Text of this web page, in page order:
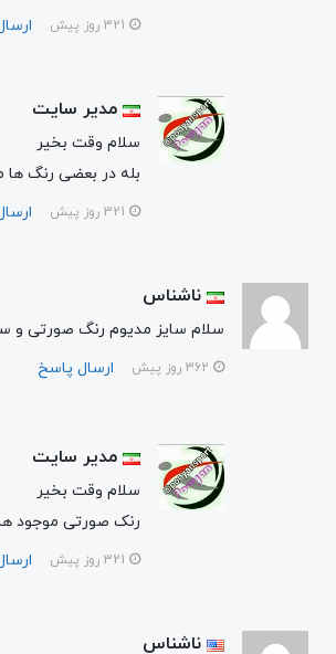
مدیر سایت
سلام وقت بخیر
بله در بعضی رنگ
ناشناس
سلام سایز مدیوم رنگ صورتی و
ارسال پاسخ
مدیر سایت
سلام وقت بخیر
رنک صورتی موجود
ناشناس